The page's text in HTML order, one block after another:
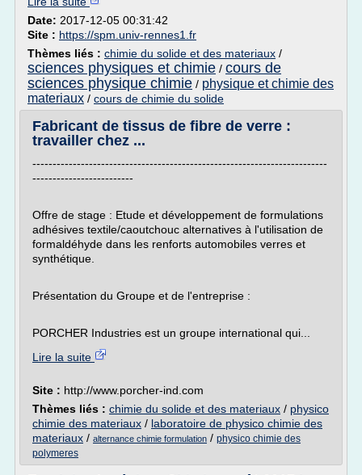
Date: 2017-12-05 00:31:42
Site : https://spm.univ-rennes1.fr
Thèmes liés : chimie du solide et des materiaux /
sciences physiques et chimie / cours de
sciences physique chimie / physique et chimie des
materiaux / cours de chimie du solide
Fabricant de tissus de fibre de verre :
travailler chez ...
-------------------------------------------------------------------------
-------------------------
Offre de stage : Etude et développement de formulations
adhésives textile/caoutchouc alternatives à l'utilisation de
formaldéhyde dans les renforts automobiles verres et
synthétique.
Présentation du Groupe et de l'entreprise :
PORCHER Industries est un groupe international qui...
Lire la suite
Site : http://www.porcher-ind.com
Thèmes liés : chimie du solide et des materiaux / physico
chimie des materiaux / laboratoire de physico chimie des
materiaux / alternance chimie formulation / physico chimie des
polymeres